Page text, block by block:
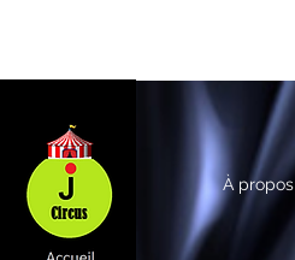
À propos